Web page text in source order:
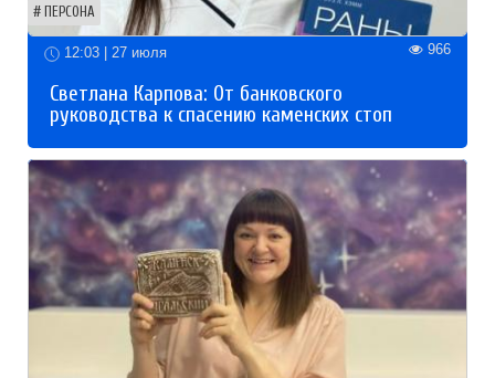
ПЕРСОНА
12:03 | 27 июля 966
Светлана Карпова: От банковского
руководства к спасению каменских стоп